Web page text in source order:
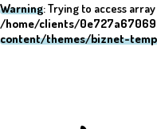
Warning: Trying to access
/home/clients/
content/themes/biznet-